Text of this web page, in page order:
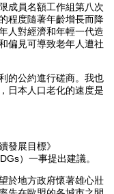
成員名額工作組第八次
程度隨著年齡增長而降
人對經濟和年輕一代造
偏見可導致老年人遭社
的公約進行磋商。我也
日本人口老化的速度是
發展目標》
）一事提出建議。
於地方政府懷著雄心壯